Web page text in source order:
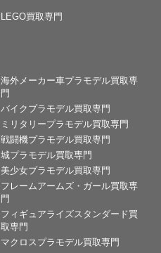
LEGO買取専門
海外メーカー車プラモデル買取専
門
バイクプラモデル買取専門
ミリタリープラモデル買取専門
戦闘機プラモデル買取専門
城プラモデル買取専門
美少女プラモデル買取専門
フレームアームズ・ガール買取専
門
フィギュアライズスタンダード買
取専門
マクロスプラモデル買取専門